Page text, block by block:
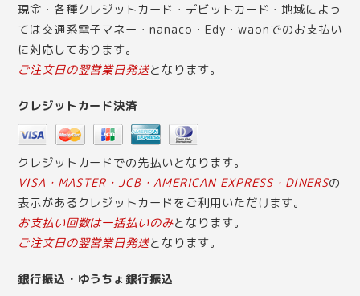
現金・各種クレジットカード・デビットカード・地域によっ
ては交通系電子マネー・nanaco・Edy・waonでのお支払い
に対応しております。
ご注文日の翌営業日発送となります。
クレジットカード決済
クレジットカードでの先払いとなります。
VISA・MASTER・JCB・AMERICAN EXPRESS・DINERSの
表示があるクレジットカードをご利用いただけます。
お支払い回数は一括払いのみとなります。
ご注文日の翌営業日発送となります。
銀行振込・ゆうちょ銀行振込